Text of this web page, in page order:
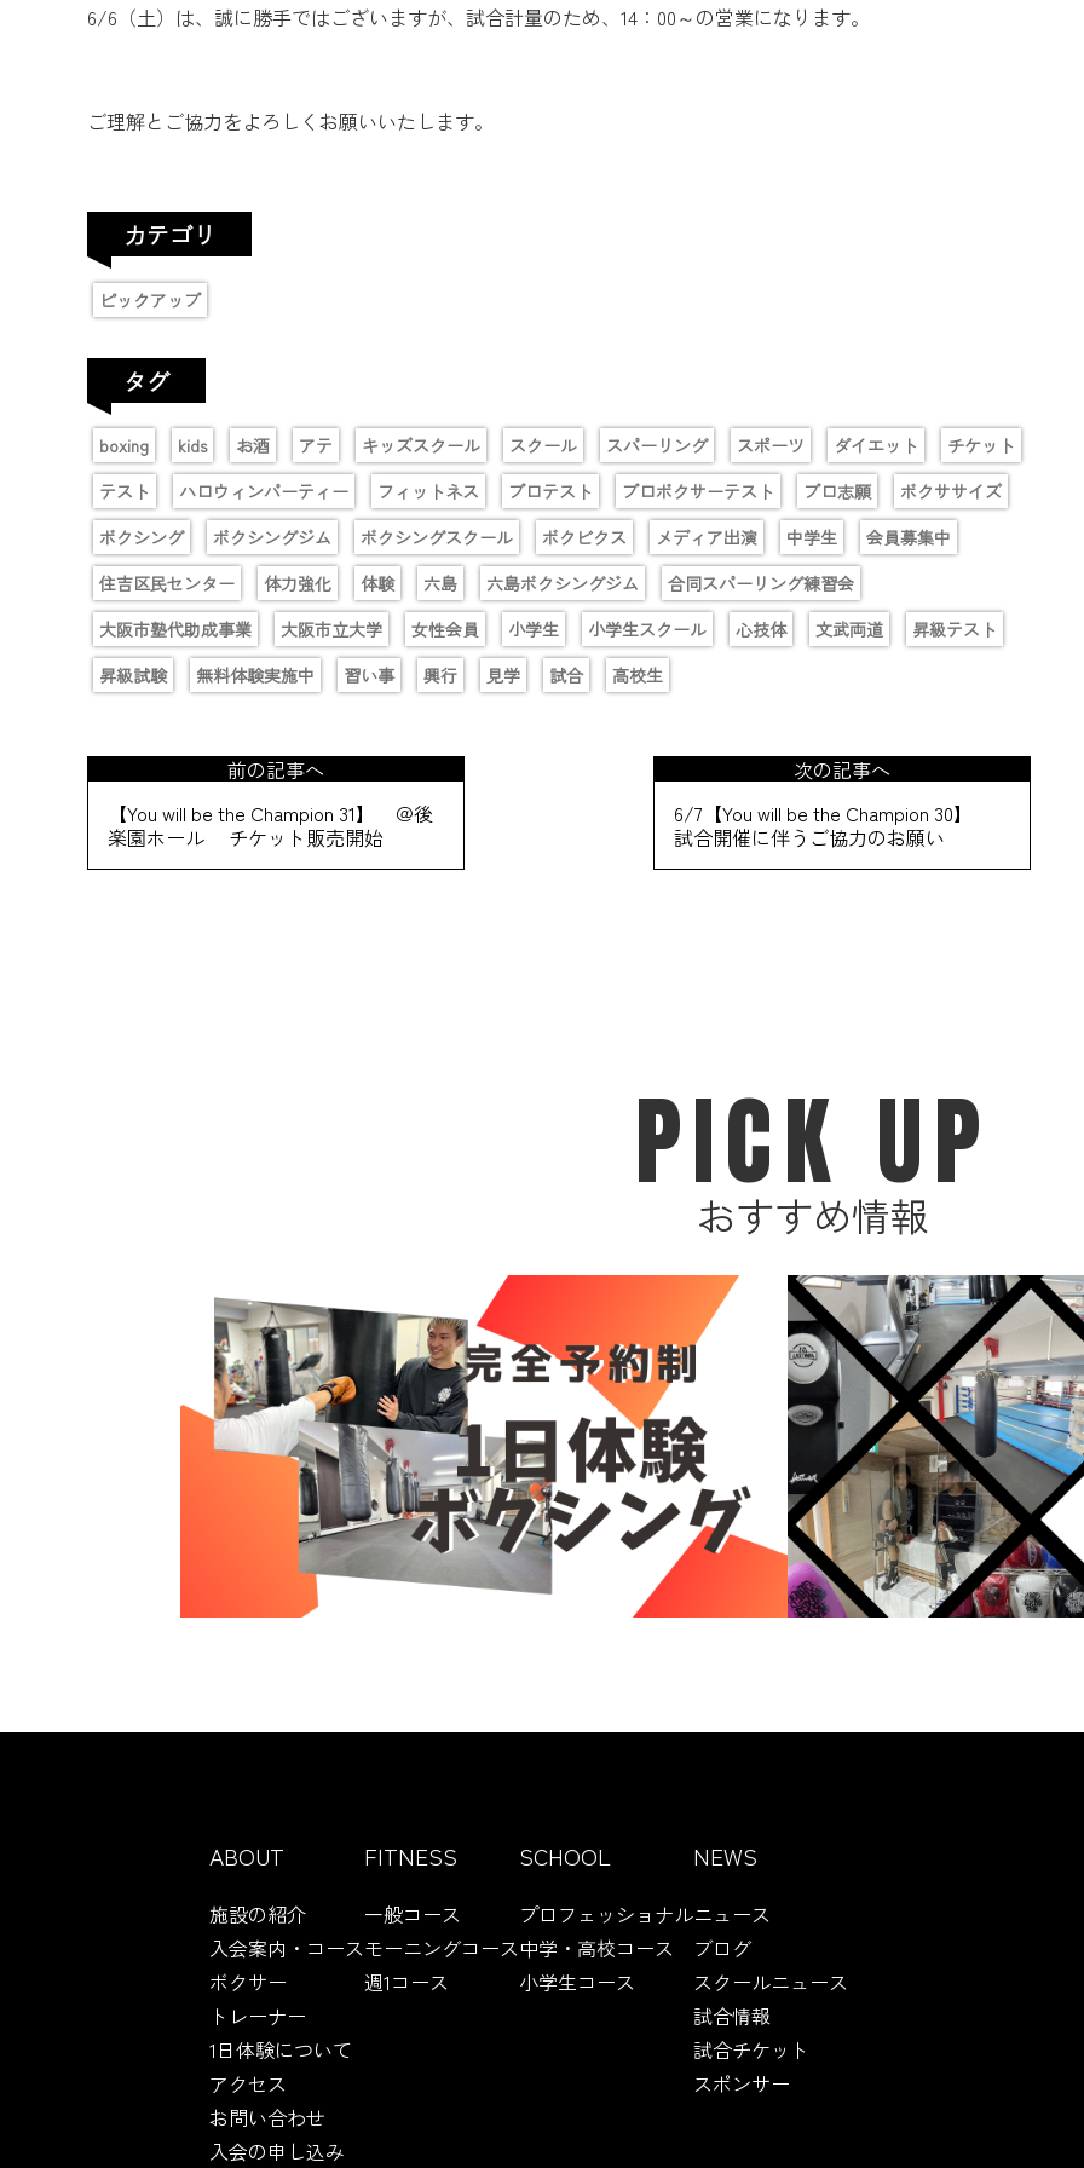
6/6（土）は、誠に勝手ではございますが、試合計量のため、14：00～の営業になります。
ご理解とご協力をよろしくお願いいたします。
カテゴリ
ピックアップ
タグ
boxing kids お酒 アテ キッズスクール スクール スパーリング スポーツ ダイエット
チケット
テスト
ハロウィンパーティー フィットネス プロテスト プロボクサーテスト プロ志願
ボクササイズ
ボクシング
ボクシングジム ボクシングスクール ボクビクス メディア出演 中学生
会員募集中
住吉区民センター
体力強化 体験 六島 六島ボクシングジム
合同スパーリング練習会
大阪市塾代助成事業
大阪市立大学 女性会員 小学生 小学生スクール 心技体 文武両道
昇級テスト
昇級試験
無料体験実施中 習い事 興行 見学 試合 高校生
前の記事へ
【You will be the Champion 31】 ＠後
楽園ホール チケット販売開始
次の記事へ
6/7【You will be the Champion 30】
試合開催に伴うご協力のお願い
PICK UP
おすすめ情報
ABOUT
施設の紹介
入会案内・コース
ボクサー
トレーナー
1日体験について
アクセス
お問い合わせ
入会の申し込み
FITNESS
一般コース
モーニングコース
週1コース
SCHOOL
プロフェッショナル
中学・高校コース
小学生コース
NEWS
ニュース
ブログ
スクールニュース
試合情報
試合チケット
スポンサー